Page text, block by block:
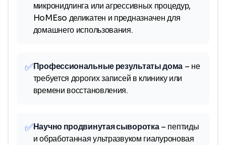
микронидлинга или агрессивных процедур,
HoMEso деликатен и предназначен для
домашнего использования.
✅Профессиональные результаты дома – не
требуется дорогих записей в клинику или
времени восстановления.
✅Научно продвинутая сыворотка– пептиды
и обработанная ультразвуком гиалуроновая